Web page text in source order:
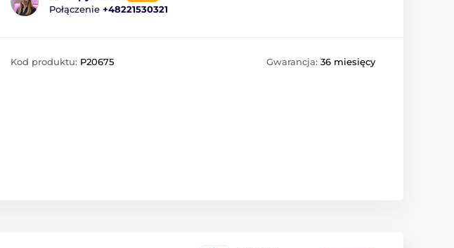
Połączenie +48221530321
Kod produktu: P20675 Gwarancja: 36 miesięcy